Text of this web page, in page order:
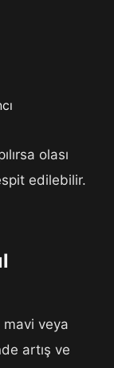
olası
edilebilir.
mavi veya
artış ve